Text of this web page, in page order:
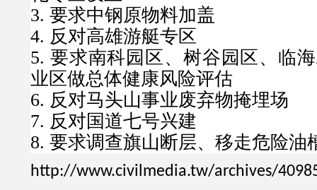
3. 要求中钢原物料加盖
4. 反对高雄游艇专区
5. 要求南科园区、树谷园区、临
业区做总体健康风险评估
6. 反对马头山事业废弃物掩埋场
7. 反对国道七号兴建
8. 要求调查旗山断层、移走危险油
http://www.civilmedia.tw/archives/